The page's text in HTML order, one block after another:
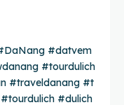
#datvem
#tourdulich
#traveldanang #t
#tourdulich #dulich